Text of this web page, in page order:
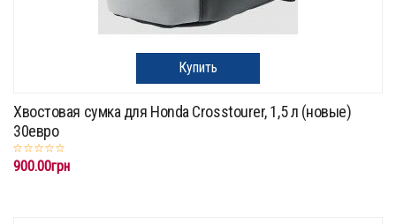
Купить
Хвостовая сумка для Honda Crosstourer, 1,5 л (новые)
30евро
900.00грн